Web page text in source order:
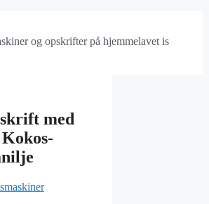
og opskrifter på hjemmelavet is
med